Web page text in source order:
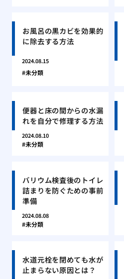
お風呂の黒カビを効果的
に除去する方法
2024.08.15
未分類
便器と床の間からの水漏
れを自分で修理する方法
2024.08.10
未分類
バリウム検査後のトイレ
詰まりを防ぐための事前
準備
2024.08.08
未分類
水道元栓を閉めても水が
止まらない原因とは？